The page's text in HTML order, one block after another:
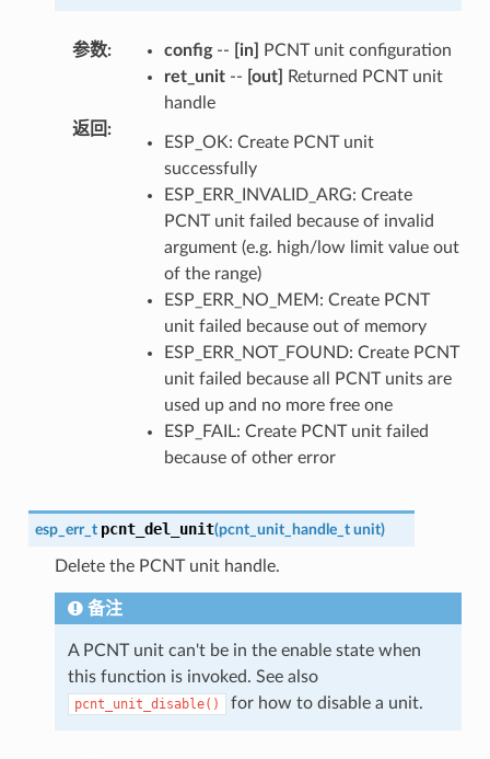
参数: config-- [in]
PCNT unit configuration
ret_unit-- [out]
Returned PCNT unit
handle
返回 :
ESP_OK: Create PCNT unit
successfully
ESP_ERR_INVALID_ARG: Create
PCNT unit failed because of invalid
argument (e.g. high/low limit value out
of the range)
ESP_ERR_NO_MEM: Create PCNT
unit failed because out of memory
ESP_ERR_NOT_FOUND: Create PCNT
unit failed because all PCNT units are
used up and no more free one
ESP_FAIL: Create PCNT unit failed
because of other error
esp_err_t pcnt_del_unit(pcnt_unit_handle_t unit)
Delete the PCNT unit handle.
备注
A PCNT unit can't be in the enable state when
this function is invoked. See also
pcnt_unit_disable() for how to disable a unit.